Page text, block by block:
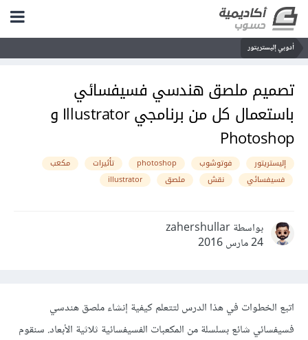
أدوبي إليستريتور
تصميم ملصق هندسي فسيفسائي
باستعمال كل من برنامجي Illustrator و
Photoshop
إليستريتور فوتوشوب photoshop تأثيرات
مكعب
فسيفسائي
نقش ملصق illustrator
بواسطة zahershullar
24 مارس 2016
اتبع الخطوات في هذا الدرس لتتعلم كيفية إنشاء ملصق هندسي
فسيفسائي شائع بسلسلة من المكعبات الفسيفسائية ثلاثية الأبعاد. سنقوم